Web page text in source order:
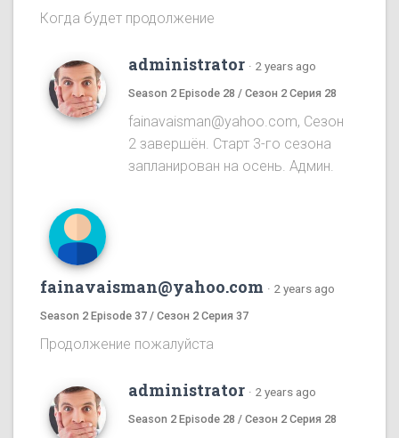
Когда будет продолжение
administrator · 2 years ago
Season 2 Episode 28 / Сезон 2 Серия 28
fainavaisman@yahoo.com, Сезон
2 завершён. Старт 3-го сезона
запланирован на осень. Админ.
fainavaisman@yahoo.com · 2 years ago
Season 2 Episode 37 / Сезон 2 Серия 37
Продолжение пожалуйста
administrator · 2 years ago
Season 2 Episode 28 / Сезон 2 Серия 28